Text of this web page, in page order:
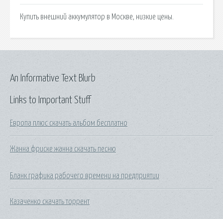
Купить внешний аккумулятор в Москве, низкие цены.
Links to Important Stuff
Европа плюс скачать альбом бесплатно
Жанна фриске жанна скачать песню
Бланк графика рабочего времени на предприятии
Казаченко скачать торрент
An Informative Text Blurb